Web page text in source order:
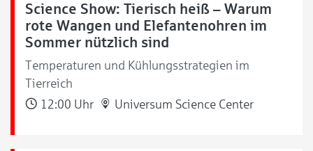
Science Show: Tierisch heiß – Warum
rote Wangen und Elefantenohren im
Sommer nützlich sind
Temperaturen und Kühlungsstrategien im
Tierreich
12:00 Uhr
Universum Science Center